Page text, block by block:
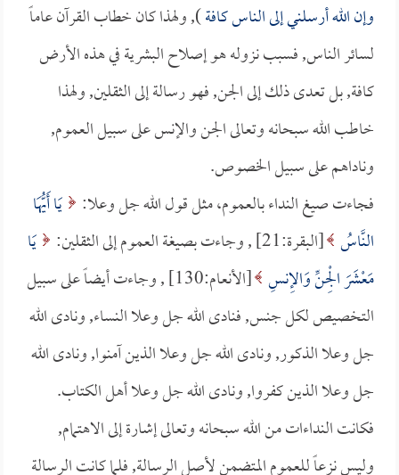
وإن الله أرسلني إلى الناس كافة), ولهذا كان خطاب القرآن عاماً
لسائر الناس, فسبب نزوله هو إصلاح البشرية في هذه الأرض
كافة, بل تعدى ذلك إلى الجن, فهو رسالة إلى الثقلين, ولهذا
خاطب الله سبحانه وتعالى الجن والإنس على سبيل العموم,
وناداهم على سبيل الخصوص.
فجاءت صيغ النداء بالعموم، مثل قول الله جل وعلا: يَا أَيُّهَا
النَّاسُ [البقرة:21] , وجاءت بصيغة العموم إلى الثقلين:
يَا
مَعْشَرَ الْجِنِّ وَالإِنسِ
[الأنعام:130] , وجاءت أيضاً على سبيل
التخصيص لكل جنس, فنادى الله جل وعلا النساء, ونادى الله
جل وعلا الذكور, ونادى الله جل وعلا الذين آمنوا, ونادى الله
جل وعلا الذين كفروا, ونادى الله جل وعلا أهل الكتاب.
فكانت النداءات من الله سبحانه وتعالى إشارة إلى الاهتمام,
وليس نزعاً للعموم المتضمن لأصل الرسالة, فلما كانت الرسالة